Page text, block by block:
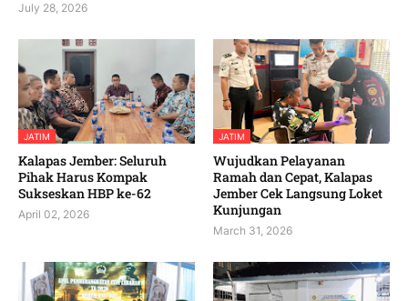
July 28, 2026
JATIM
Kalapas Jember: Seluruh
Pihak Harus Kompak
Sukseskan HBP ke-62
April 02, 2026
JATIM
Wujudkan Pelayanan
Ramah dan Cepat, Kalapas
Jember Cek Langsung Loket
Kunjungan
March 31, 2026